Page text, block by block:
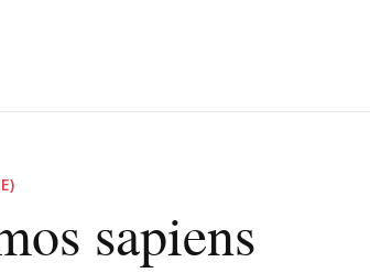
sapiens